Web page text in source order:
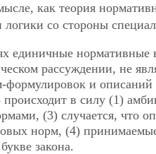
как теория
со стороны
единичные
рассуждении, не
и описаний
в силу (1)
(3) случается, что
норм, (4)
закона.